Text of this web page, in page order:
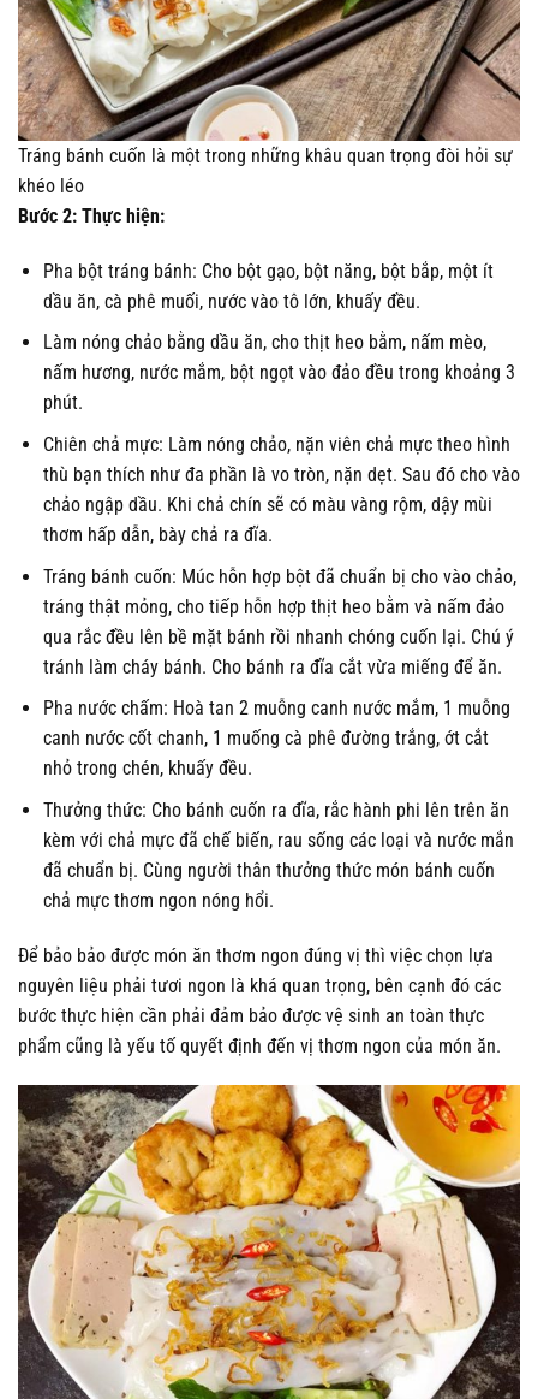
Tráng bánh cuốn là một trong những khâu quan trọng đòi hỏi sự
khéo léo
Bước 2: Thực hiện:
Pha bột tráng bánh: Cho bột gạo, bột năng, bột bắp, một ít
dầu ăn, cà phê muối, nước vào tô lớn, khuấy đều.
Làm nóng chảo bằng dầu ăn, cho thịt heo bằm, nấm mèo,
nấm hương, nước mắm, bột ngọt vào đảo đều trong khoảng 3
phút.
Chiên chả mực: Làm nóng chảo, nặn viên chả mực theo hình
thù bạn thích như đa phần là vo tròn, nặn dẹt. Sau đó cho vào
chảo ngập dầu. Khi chả chín sẽ có màu vàng rộm, dậy mùi
thơm hấp dẫn, bày chả ra đĩa.
Tráng bánh cuốn: Múc hỗn hợp bột đã chuẩn bị cho vào chảo,
tráng thật mỏng, cho tiếp hỗn hợp thịt heo bằm và nấm đảo
qua rắc đều lên bề mặt bánh rồi nhanh chóng cuốn lại. Chú ý
tránh làm cháy bánh. Cho bánh ra đĩa cắt vừa miếng để ăn.
Pha nước chấm: Hoà tan 2 muỗng canh nước mắm, 1 muỗng
canh nước cốt chanh, 1 muống cà phê đường trắng, ớt cắt
nhỏ trong chén, khuấy đều.
Thưởng thức: Cho bánh cuốn ra đĩa, rắc hành phi lên trên ăn
kèm với chả mực đã chế biến, rau sống các loại và nước mắn
đã chuẩn bị. Cùng người thân thưởng thức món bánh cuốn
chả mực thơm ngon nóng hổi.
Để bảo bảo được món ăn thơm ngon đúng vị thì việc chọn lựa
nguyên liệu phải tươi ngon là khá quan trọng, bên cạnh đó các
bước thực hiện cần phải đảm bảo được vệ sinh an toàn thực
phẩm cũng là yếu tố quyết định đến vị thơm ngon của món ăn.